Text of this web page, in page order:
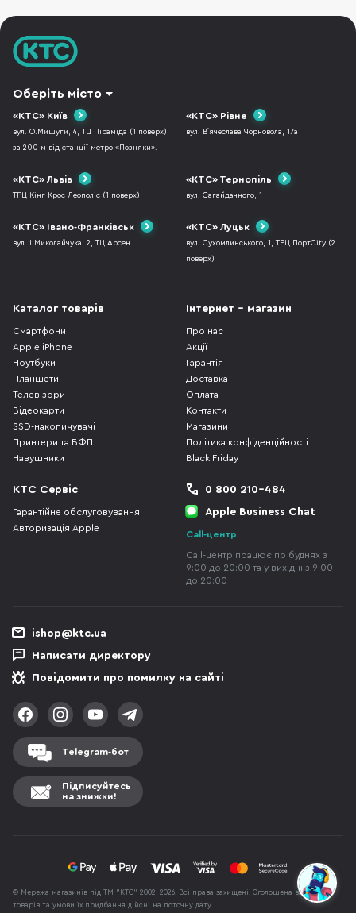
Оберіть місто
«КТС» Київ
вул. О.Мишуги, 4, ТЦ Піраміда (1 поверх),
за 200 м від станції метро «Позняки».
«КТС» Рівне
вул. В`ячеслава Чорновола, 17а
«КТС» Львів
ТРЦ Кінг Крос Леополіс (1 поверх)
«КТС» Тернопіль
вул. Сагайдачного, 1
«КТС» Івано-Франківськ
вул. І.Миколайчука, 2, ТЦ Арсен
«КТС» Луцьк
вул. Сухомлинського, 1, ТРЦ ПортCity (2
поверх)
Каталог товарів
Смартфони
Apple iPhone
Ноутбуки
Планшети
Телевізори
Відеокарти
SSD-накопичувачі
Принтери та БФП
Навушники
Інтернет - магазин
Про нас
Акції
Гарантія
Доставка
Оплата
Контакти
Магазини
Політика конфіденційності
Black Friday
КТС Сервіс
Гарантійне обслуговування
Авторизація Apple
0 800 210-484
Apple Business Chat
Call-центр
Call-центр працює по буднях з
9:00 до 20:00 та у вихідні з 9:00
до 20:00
ishop@ktc.ua
Написати директору
Повідомити про помилку на сайті
Telegram-бот
Підписуйтесь
на знижки!
© Мережа магазинів під ТМ "КТС" 2002-2026. Всі права захищені. Оголошена вартість
товарів та умови їх придбання дійсні на поточну дату.